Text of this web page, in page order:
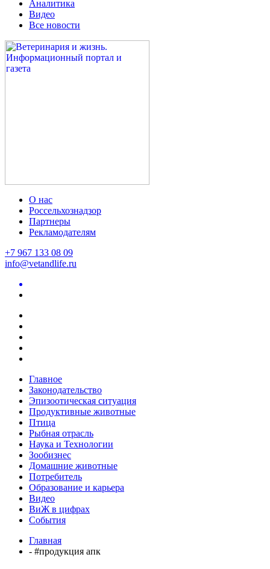
Аналитика
Видео
Все новости
О нас
Россельхознадзор
Партнеры
Рекламодателям
+7 967 133 08 09
info@vetandlife.ru
Главное
Законодательство
Эпизоотическая ситуация
Продуктивные животные
Птица
Рыбная отрасль
Наука и Технологии
Зообизнес
Домашние животные
Потребитель
Образование и карьера
Видео
ВиЖ в цифрах
События
Главная
- #продукция апк